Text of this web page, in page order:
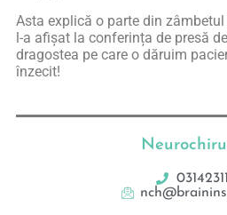
Asta explică o parte din
l-a afișat la conferința de presă
dragostea pe care o dăruim
înzecit!